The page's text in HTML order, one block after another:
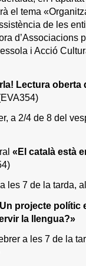
el tema
de les
d’Associacions
i Acció
Lectura oberta
a 2/4 de 8 del
«El català està
les 7 de la tarda,
projecte polític
la llengua?»
a les 7 de la